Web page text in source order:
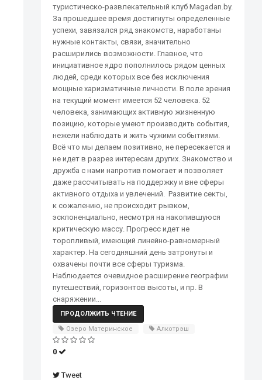
туристическо-развлекательный клуб Magadan.by.
За прошедшее время достигнуты определенные
успехи, завязался ряд знакомств, наработаны
нужные контакты, связи, значительно
расширились возможности. Главное, что
инициативное ядро пополнилось рядом ценных
людей, среди которых все без исключения
мощные харизматичные личности. В поле зрения
на текущий момент имеется 52 человека. 52
человека, занимающих активную жизненную
позицию, которые умеют производить события,
нежели наблюдать и жить чужими событиями.
Всё что мы делаем позитивно, не пересекается и
не идет в разрез интересам других. Знакомство и
дружба с нами напротив помогает и позволяет
даже рассчитывать на поддержку и вне сферы
активного отдыха и увлечений. Развитие секты,
к сожалению, не происходит рывком,
эскпоненциально, несмотря на накопившуюся
критическую массу. Прогресс идет не
торопливый, имеющий линейно-равномерный
характер. На сегодняшний день затронуты и
охвачены почти все сферы туризма.
Наблюдается очевидное расширение географии
путешествий, горизонтов высоты, и пр. В
снаряжении...
ПРОДОЛЖИТЬ ЧТЕНИЕ
Озеро Материнское
Алкотрэш
0
Tweet